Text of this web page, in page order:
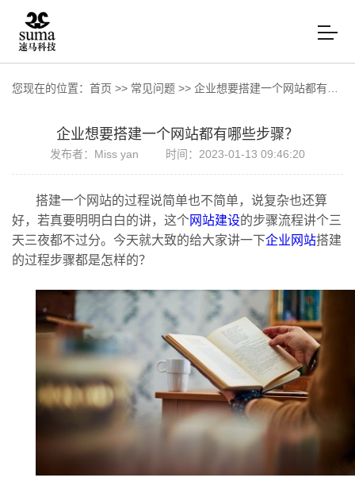
您现在的位置： 首页 >> 常见问题 >> 企业想要搭建一个网站都有哪些步骤？
企业想要搭建一个网站都有哪些步骤？
发布者：Miss yan 时间：2023-01-13 09:46:20
搭建一个网站的过程说简单也不简单，说复杂也还算
好，若真要明明白白的讲，这个网站建设的步骤流程讲个三
天三夜都不过分。今天就大致的给大家讲一下企业网站搭建
的过程步骤都是怎样的？